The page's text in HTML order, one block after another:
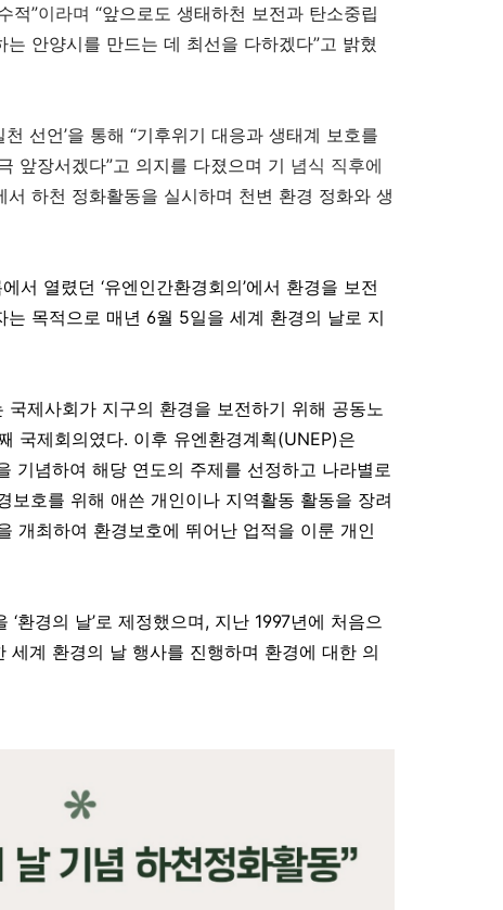
적”이라며 “앞으로도 생태하천 보전과 탄소중립
안양시를 만드는 데 최선을 다하겠다”고 밝혔
천 선언’을 통해 “기후위기 대응과 생태계 보호를
앞장서겠다”고 의지를 다졌으며 기 념식 직후에
서 하천 정화활동을 실시하며 천변 환경 정화와 생
서 열렸던 ‘유엔인간환경회의’에서 환경을 보전
목적으로 매년 6월 5일을 세계 환경의 날로 지
국제사회가 지구의 환경을 보전하기 위해 공동노
국제회의였다. 이후 유엔환경계획(UNEP)은
기념하여 해당 연도의 주제를 선정하고 나라별로
보호를 위해 애쓴 개인이나 지역활동 활동을 장려
개최하여 환경보호에 뛰어난 업적을 이룬 개인
환경의 날’로 제정했으며, 지난 1997년에 처음으
세계 환경의 날 행사를 진행하며 환경에 대한 의